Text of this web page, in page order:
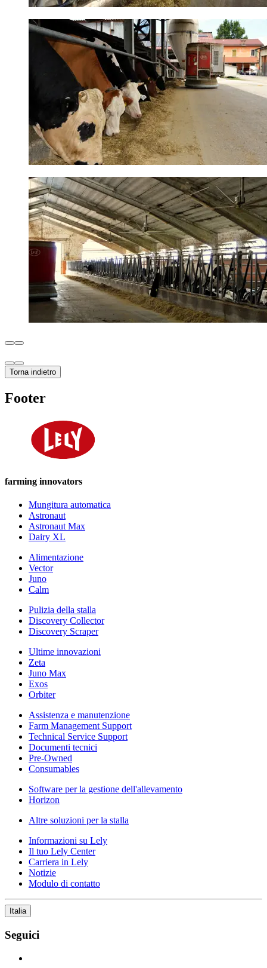
Torna indietro
Footer
farming innovators
Mungitura automatica
Astronaut
Astronaut Max
Dairy XL
Alimentazione
Vector
Juno
Calm
Pulizia della stalla
Discovery Collector
Discovery Scraper
Ultime innovazioni
Zeta
Juno Max
Exos
Orbiter
Assistenza e manutenzione
Farm Management Support
Technical Service Support
Documenti tecnici
Pre-Owned
Consumables
Software per la gestione dell'allevamento
Horizon
Altre soluzioni per la stalla
Informazioni su Lely
Il tuo Lely Center
Carriera in Lely
Notizie
Modulo di contatto
Italia
Seguici